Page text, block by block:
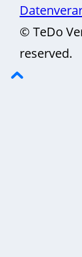
© TeDo
reserved.